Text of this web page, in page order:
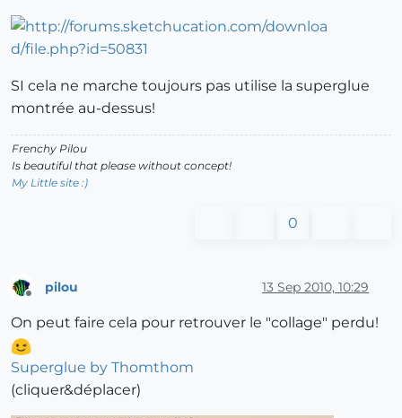
SI cela ne marche toujours pas utilise la superglue
montrée au-dessus!
Frenchy Pilou
Is beautiful that please without concept!
My Little site :)
0
pilou 13 Sep 2010, 10:29
On peut faire cela pour retrouver le "collage" perdu!
Superglue by Thomthom
(cliquer&déplacer)